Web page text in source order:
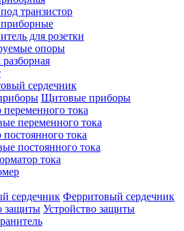
транзистор
для розетки
опоры
разборная
сердечник
Щитовые приборы
тока
переменного тока
тока
постоянного тока
тока
Ферритовый сердечник
Устройство защиты